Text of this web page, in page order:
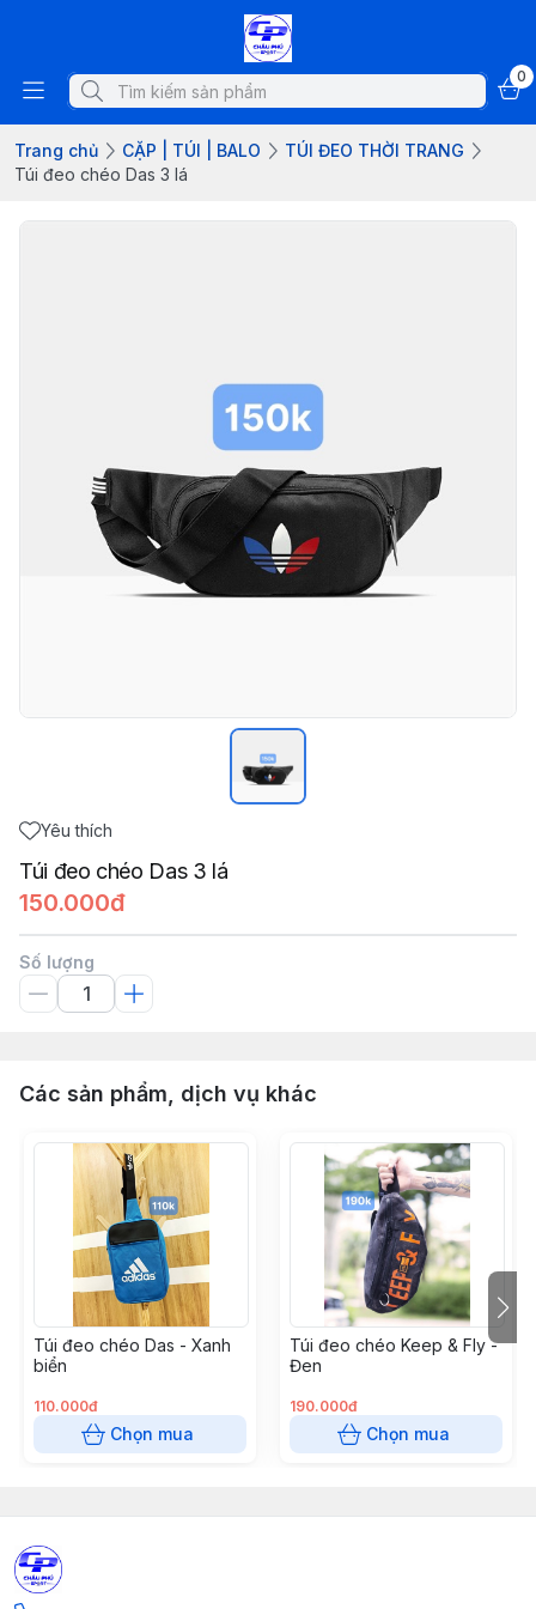
0
Trang chủ CẶP | TÚI | BALO
TÚI ĐEO THỜI TRANG
Túi đeo chéo Das 3 lá
Yêu thích
Túi đeo chéo Das 3 lá
150.000đ
Số lượng
Các sản phẩm, dịch vụ khác
Túi đeo chéo Das - Xanh
biển
110.000đ
Chọn mua
Túi đeo chéo Keep & Fly -
Đen
190.000đ
Chọn mua